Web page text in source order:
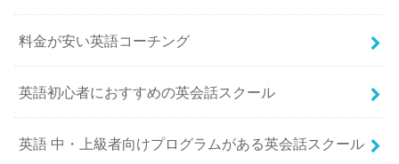
料金が安い英語コーチング
英語初心者におすすめの英会話スクール
英語 中・上級者向けプログラムがある英会話スクール